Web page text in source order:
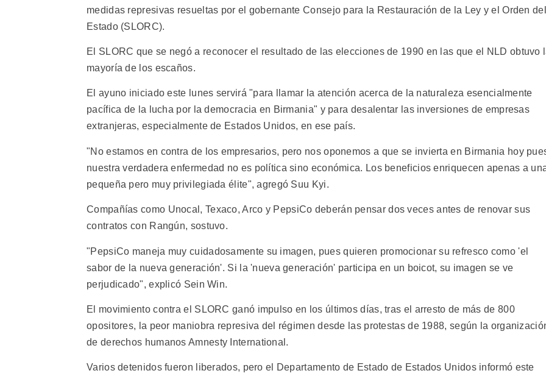
medidas represivas resueltas por el gobernante Consejo para la Restauración de la Ley y el Orden del
Estado (SLORC).
El SLORC que se negó a reconocer el resultado de las elecciones de 1990 en las que el NLD obtuvo
mayoría de los escaños.
El ayuno iniciado este lunes servirá "para llamar la atención acerca de la naturaleza esencialmente
pacífica de la lucha por la democracia en Birmania" y para desalentar las inversiones de empresas
extranjeras, especialmente de Estados Unidos, en ese país.
"No estamos en contra de los empresarios, pero nos oponemos a que se invierta en Birmania hoy
nuestra verdadera enfermedad no es política sino económica. Los beneficios enriquecen apenas a
pequeña pero muy privilegiada élite", agregó Suu Kyi.
Compañías como Unocal, Texaco, Arco y PepsiCo deberán pensar dos veces antes de renovar sus
contratos con Rangún, sostuvo.
"PepsiCo maneja muy cuidadosamente su imagen, pues quieren promocionar su refresco como 'el
sabor de la nueva generación'. Si la 'nueva generación' participa en un boicot, su imagen se ve
perjudicado", explicó Sein Win.
El movimiento contra el SLORC ganó impulso en los últimos días, tras el arresto de más de 800
opositores, la peor maniobra represiva del régimen desde las protestas de 1988, según la
de derechos humanos Amnesty International.
Varios detenidos fueron liberados, pero el Departamento de Estado de Estados Unidos informó este